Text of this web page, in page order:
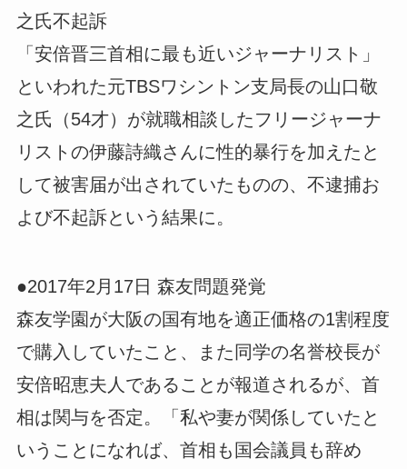
之氏不起訴
「安倍晋三首相に最も近いジャーナリスト」
といわれた元TBSワシントン支局長の山口敬
之氏（54才）が就職相談したフリージャーナ
リストの伊藤詩織さんに性的暴行を加えたと
して被害届が出されていたものの、不逮捕お
よび不起訴という結果に。
●2017年2月17日 森友問題発覚
森友学園が大阪の国有地を適正価格の1割程度
で購入していたこと、また同学の名誉校長が
安倍昭恵夫人であることが報道されるが、首
相は関与を否定。「私や妻が関係していたと
いうことになれば、首相も国会議員も辞め